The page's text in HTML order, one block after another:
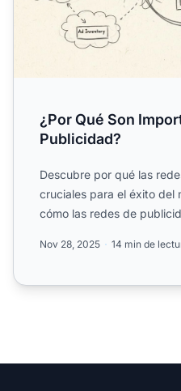
¿Por Qué Son
Publicidad?
Descubre por qué las
cruciales para el éxito
cómo las redes de
Nov 28, 2025 14 min de